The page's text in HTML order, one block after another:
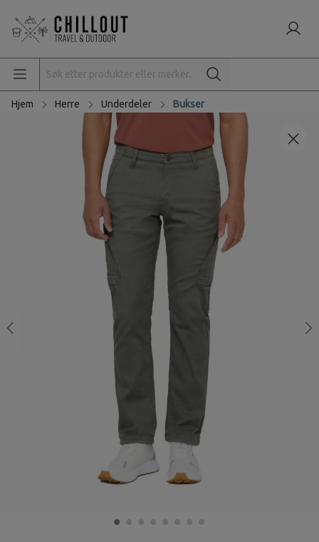
Hjem Herre Underdeler Bukser